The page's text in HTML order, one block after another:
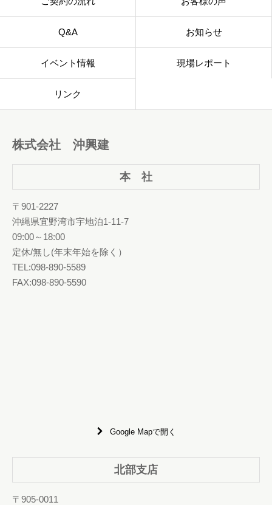
Q&A お知らせ
イベント情報 現場レポート
リンク
株式会社 沖興建
本 社
〒901-2227
沖縄県宜野湾市宇地泊1-11-7
09:00～18:00
定休/無し(年末年始を除く）
TEL:098-890-5589
FAX:098-890-5590
Google Mapで開く
北部支店
〒905-0011